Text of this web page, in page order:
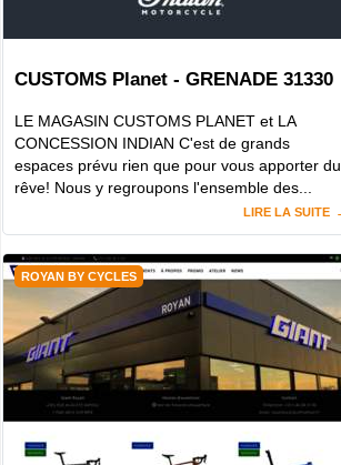
CUSTOMS Planet - GRENADE 31330
LE MAGASIN CUSTOMS PLANET et LA
CONCESSION INDIAN C'est de grands
espaces prévu rien que pour vous apporter du
rêve! Nous y regroupons l'ensemble des...
LIRE LA SUITE
ROYAN BY CYCLES